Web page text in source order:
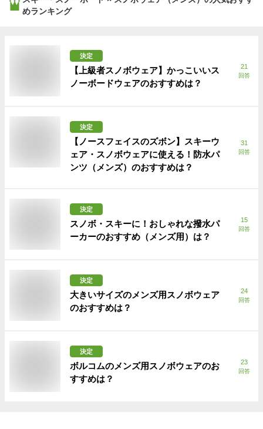
めランキング
決定
【上級者スノボウェア】かっこいいス
ノーボードウェアのおすすめは？
21
回答
決定
【ノースフェイスのズボン】スキーウ
ェア・スノボウェアに使える！防水パ
ンツ（メンズ）のおすすめは？
31
回答
決定
スノボ・スキーに！おしゃれな撥水パ
ーカーのおすすめ（メンズ用）は？
15
回答
決定
大きいサイズのメンズ用スノボウェア
のおすすめは？
24
回答
決定
ボルコムのメンズ用スノボウェアのお
すすめは？
23
回答